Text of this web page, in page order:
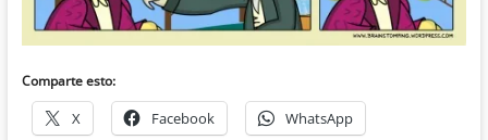
Comparte esto:
X Facebook WhatsApp